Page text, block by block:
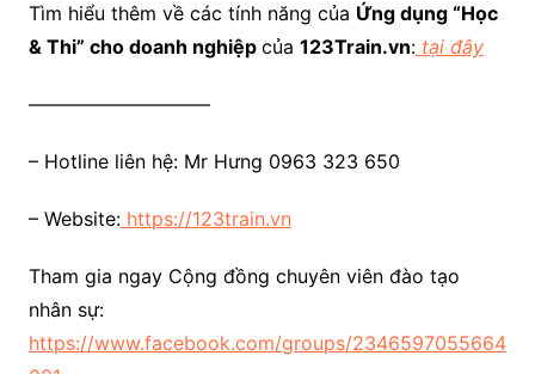
Tìm hiểu thêm về các tính năng của Ứng dụng “Học
& Thi” cho doanh nghiệp của 123Train.vn: tại đây
—————————–
– Hotline liên hệ: Mr Hưng 0963 323 650
– Website:https://123train.vn
Tham gia ngay Cộng đồng chuyên viên đào tạo
nhân sự:
https://www.facebook.com/groups/2346597055664